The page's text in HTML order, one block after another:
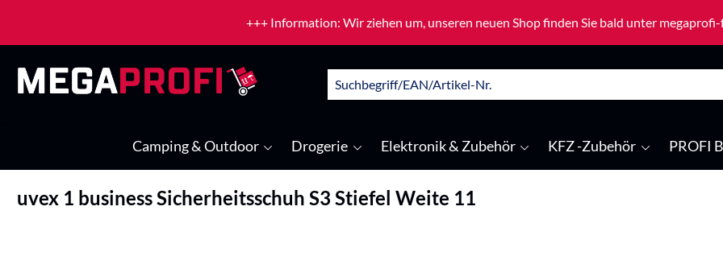
+++ Information: Wir ziehen um, unseren neuen Shop finden Sie bald unter
Camping & Outdoor Drogerie Elektronik & Zubehör KFZ -Zubehör PROFI
uvex 1 business Sicherheitsschuh S3 Stiefel Weite 11